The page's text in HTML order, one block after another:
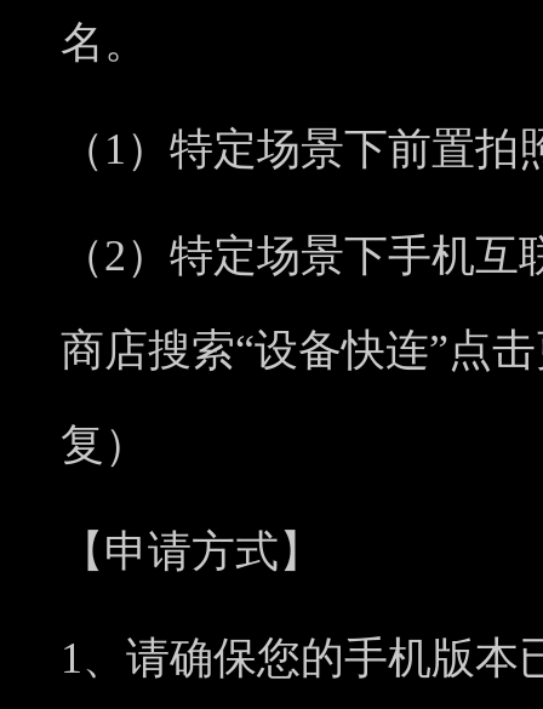
名。
（1）特定场景下前置
（2）特定场景下手机
商店搜索“设备快连”点
复）
【申请方式】
1、请确保您的手机版本